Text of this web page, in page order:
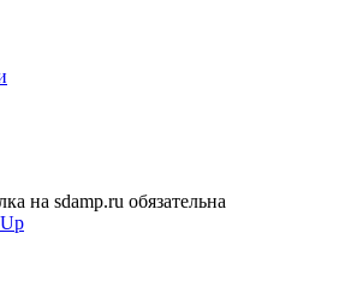
на sdamp.ru обязательна